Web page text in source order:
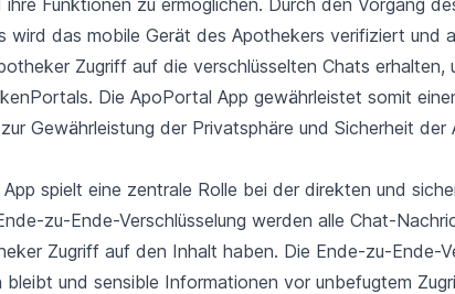
Funktionen zu ermöglichen. Durch den Vorgang
wird das mobile Gerät des Apothekers verifiziert und
Zugriff auf die verschlüsselten Chats erhalten,
Die ApoPortal App gewährleistet somit
Gewährleistung der Privatsphäre und Sicherheit der
spielt eine zentrale Rolle bei der direkten und
zu-Ende-Verschlüsselung werden alle Chat-
Zugriff auf den Inhalt haben. Die Ende-zu-Ende-
und sensible Informationen vor unbefugtem